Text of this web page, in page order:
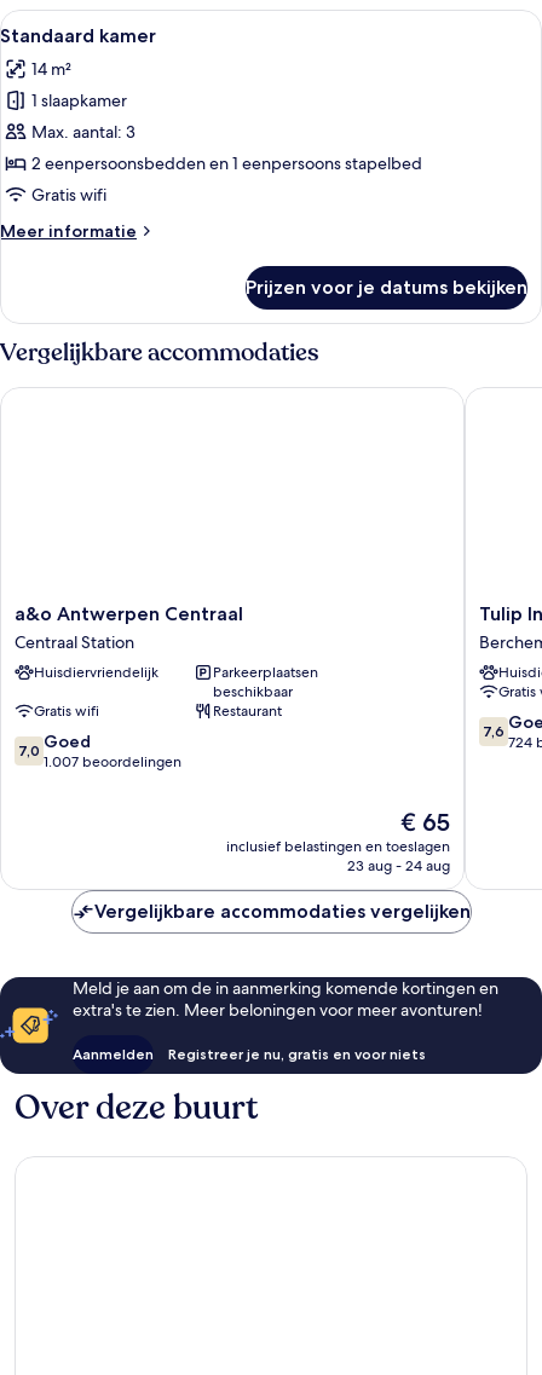
tweepersoonsbed
Alle
foto's
voor
Standaard
kamer
laden
Een hotelkamer met twee bedden,
7
Standaard kamer
14 m²
1 slaapkamer
Max. aantal: 3
2 eenpersoonsbedden en 1 eenpersoons stapelbed
Gratis wifi
Meer informatie
Meer
kamer
Prijzen voor je datums bekijken
Vergelijkbare accommodaties
a&o
Antwerpen
Centraal
Centraal
a&o Antwerpen Centraal
Centraal Station
Huisdiervriendelijk
Parkeerplaatsen
beschikbaar
Gratis wifi
Restaurant
7.0
van
7,0 Goed
1.007 beoordelingen
De
prijs
is
€ 65
inclusief belastingen en toeslagen
23 aug - 24 aug
a&o Antwerpen Centraal
Tulip
Inn
Tulip
Gratis
7.6
van
7,6
724
Tulip
Vergelijkbare accommodaties vergelijken
Meld je aan om de in aanmerking komende kortingen en
extra's te zien. Meer beloningen voor meer avonturen!
Aanmelden Registreer je nu, gratis en voor niets
Over deze buurt